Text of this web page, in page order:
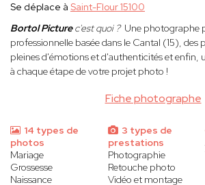
Fiche photographe
Se déplace à Saint-Flour 15100
Bortol Picturec'est quoi ? Une photographe
professionnelle basée dans le Cantal (15), des
pleines d'émotions et d'authenticités et enfin,
à chaque étape de votre projet photo !
14 types de
photos
Mariage
Grossesse
Naissance
3 types de
prestations
Photographie
Retouche photo
Vidéo et montage